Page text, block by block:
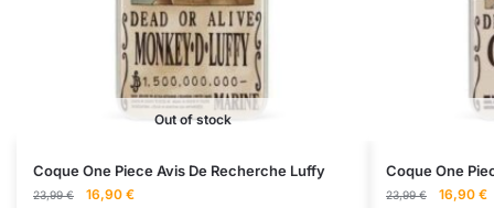
Out of stock
Coque One Piece Avis De Recherche Luffy
23,99€
Le
16,90 €Le
Ce
produit
Coque One
23,99€
Le
16,90 €
Ce
produit